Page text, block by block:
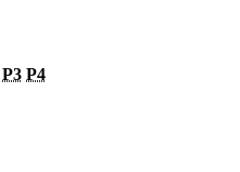
P3 P4